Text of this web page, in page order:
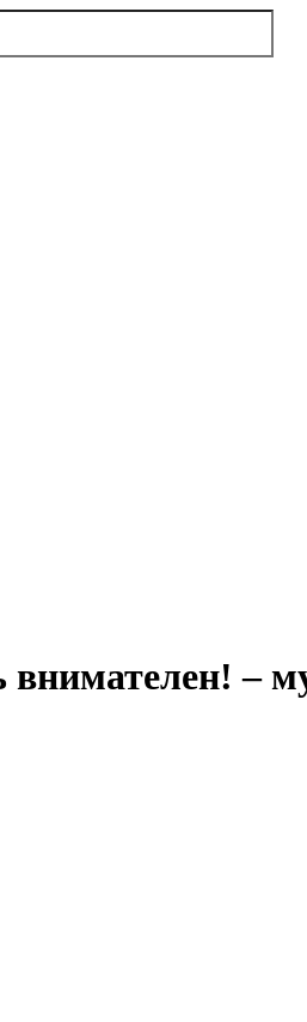
внимателен! –